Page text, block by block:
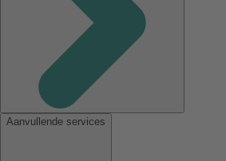
Aanvullende services